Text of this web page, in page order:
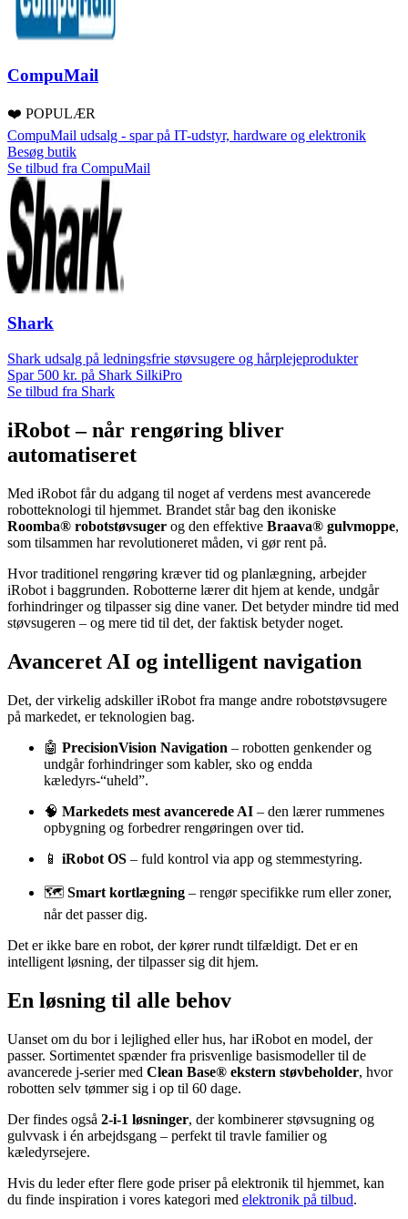
CompuMail
❤️ POPULÆR
CompuMail udsalg - spar på IT-udstyr, hardware og elektronik
Besøg butik
Se tilbud fra CompuMail
Shark
Shark udsalg på ledningsfrie støvsugere og hårplejeprodukter
Spar 500 kr. på Shark SilkiPro
Se tilbud fra Shark
iRobot – når rengøring bliver
automatiseret
Med iRobot får du adgang til noget af verdens mest avancerede
robotteknologi til hjemmet. Brandet står bag den ikoniske
Roomba® robotstøvsuger og den effektive Braava® gulvmoppe,
som tilsammen har revolutioneret måden, vi gør rent på.
Hvor traditionel rengøring kræver tid og planlægning, arbejder
iRobot i baggrunden. Robotterne lærer dit hjem at kende, undgår
forhindringer og tilpasser sig dine vaner. Det betyder mindre tid med
støvsugeren – og mere tid til det, der faktisk betyder noget.
Avanceret AI og intelligent navigation
Det, der virkelig adskiller iRobot fra mange andre robotstøvsugere
på markedet, er teknologien bag.
🤖 PrecisionVision Navigation – robotten genkender og
undgår forhindringer som kabler, sko og endda
kæledyrs-“uheld”.
🧠 Markedets mest avancerede AI – den lærer rummenes
opbygning og forbedrer rengøringen over tid.
📱 iRobot OS – fuld kontrol via app og stemmestyring.
🗺️ Smart kortlægning – rengør specifikke rum eller zoner,
når det passer dig.
Det er ikke bare en robot, der kører rundt tilfældigt. Det er en
intelligent løsning, der tilpasser sig dit hjem.
En løsning til alle behov
Uanset om du bor i lejlighed eller hus, har iRobot en model, der
passer. Sortimentet spænder fra prisvenlige basismodeller til de
avancerede j-serier med Clean Base® ekstern støvbeholder, hvor
robotten selv tømmer sig i op til 60 dage.
Der findes også 2-i-1 løsninger, der kombinerer støvsugning og
gulvvask i én arbejdsgang – perfekt til travle familier og
kæledyrsejere.
Hvis du leder efter flere gode priser på elektronik til hjemmet, kan
du finde inspiration i vores kategori med elektronik på tilbud.